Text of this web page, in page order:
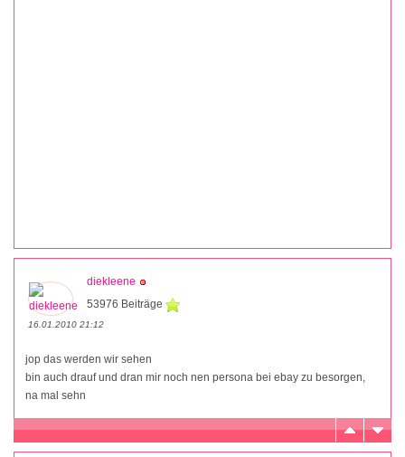
diekleene
53976 Beiträge
16.01.2010 21:12
jop das werden wir sehen
bin auch drauf und dran mir noch nen persona bei ebay zu besorgen,
na mal sehn